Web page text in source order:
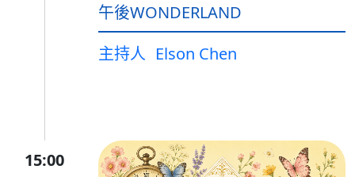
午後WONDERLAND
主持人 Elson Chen
15:00